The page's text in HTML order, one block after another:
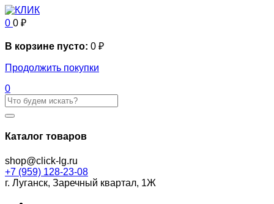
0 0 ₽
В корзине пусто: 0 ₽
Продолжить покупки
0
Каталог товаров
shop@click-lg.ru
+7 (959) 128-23-08
г. Луганск, Заречный квартал, 1Ж